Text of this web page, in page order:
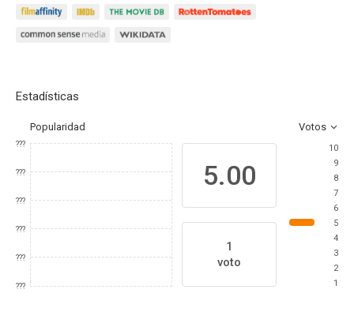
Estadísticas
Popularidad Votos
???
???
???
???
???
???
5.00
1
voto
10
9
8
7
6
5
4
3
2
1